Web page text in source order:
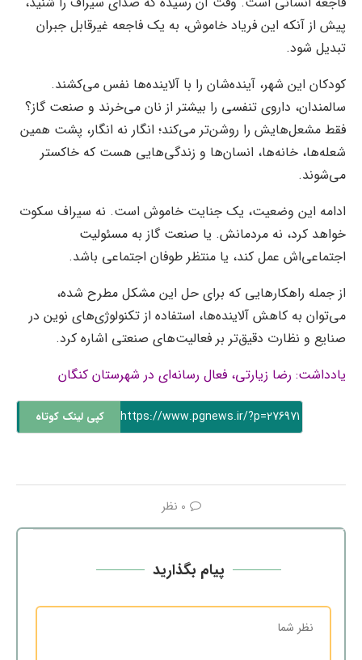
پیش از آنکه این فریاد خاموش، به یک فاجعه غیرقابل جبران
تبدیل شود.
کودکان این شهر، آینده‌شان را با آلاینده‌ها نفس می‌کشند.
سالمندان، داروی تنفسی را بیشتر از نان می‌خرند و صنعت گاز؟
فقط مشعل‌هایش را روشن‌تر می‌کند؛ انگار نه انگار، پشت همین
شعله‌ها، خانه‌‌ها، انسان‌ها و زندگی‌هایی هست که خاکستر
می‌شوند.
ادامه این وضعیت، یک جنایت خاموش است. نه سیراف سکوت
خواهد کرد، نه مردمانش. یا صنعت گاز به مسئولیت
اجتماعی‌اش عمل کند، یا منتظر طوفان اجتماعی باشد.
از جمله راهکارهایی که برای حل این مشکل مطرح شده،
می‌توان به کاهش آلاینده‌ها، استفاده از تکنولوژی‌های نوین در
صنایع و نظارت دقیق‌تر بر فعالیت‌های صنعتی اشاره کرد.
یادداشت: رضا زیارتی، فعال رسانه‌ای در شهرستان کنگان
https://www.pgnews.ir/?p=276971 کپی لینک کوتاه
0 نظر
پیام بگذارید